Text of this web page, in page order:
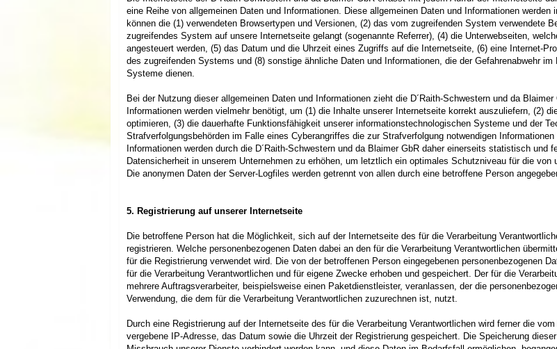
eine Reihe von allgemeinen Daten und Informationen. Diese allgemeinen Daten und Informationen
können die (1) verwendeten Browsertypen und Versionen, (2) das vom zugreifenden System verwendete
zugreifendes System auf unsere Internetseite gelangt (sogenannte Referrer), (4) die Unterwebseiten,
angesteuert werden, (5) das Datum und die Uhrzeit eines Zugriffs auf die Internetseite, (6) eine Internet-
des zugreifenden Systems und (8) sonstige ähnliche Daten und Informationen, die der Gefahrenabwehr
Systeme dienen.
Bei der Nutzung dieser allgemeinen Daten und Informationen zieht die D´Raith-Schwestern und da
Informationen werden vielmehr benötigt, um (1) die Inhalte unserer Internetseite korrekt auszuliefern, (2)
optimieren, (3) die dauerhafte Funktionsfähigkeit unserer informationstechnologischen Systeme und der
Strafverfolgungsbehörden im Falle eines Cyberangriffes die zur Strafverfolgung notwendigen
Informationen werden durch die D´Raith-Schwestern und da Blaimer GbR daher einerseits statistisch
Datensicherheit in unserem Unternehmen zu erhöhen, um letztlich ein optimales Schutzniveau für die
Die anonymen Daten der Server-Logfiles werden getrennt von allen durch eine betroffene Person
5. Registrierung auf unserer Internetseite
Die betroffene Person hat die Möglichkeit, sich auf der Internetseite des für die Verarbeitung
registrieren. Welche personenbezogenen Daten dabei an den für die Verarbeitung Verantwortlichen
für die Registrierung verwendet wird. Die von der betroffenen Person eingegebenen personenbezogenen
für die Verarbeitung Verantwortlichen und für eigene Zwecke erhoben und gespeichert. Der für die
mehrere Auftragsverarbeiter, beispielsweise einen Paketdienstleister, veranlassen, der die
Verwendung, die dem für die Verarbeitung Verantwortlichen zuzurechnen ist, nutzt.
Durch eine Registrierung auf der Internetseite des für die Verarbeitung Verantwortlichen wird ferner die
vergebene IP-Adresse, das Datum sowie die Uhrzeit der Registrierung gespeichert. Die Speicherung